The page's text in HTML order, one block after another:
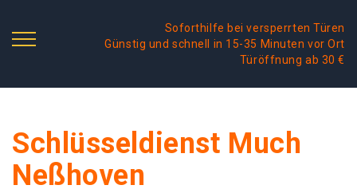
Soforthilfe bei versperrten Türen
Günstig und schnell in 15-35 Minuten vor Ort
Türöffnung ab 30 €
Schlüsseldienst Much
Neßhoven